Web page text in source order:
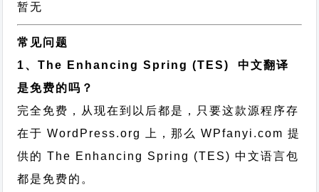
暂无
常见问题
1、The Enhancing Spring (TES) 中文翻译
是免费的吗？
完全免费，从现在到以后都是，只要这款源程序存
在于 WordPress.org 上，那么 WPfanyi.com 提
供的 The Enhancing Spring (TES) 中文语言包
都是免费的。